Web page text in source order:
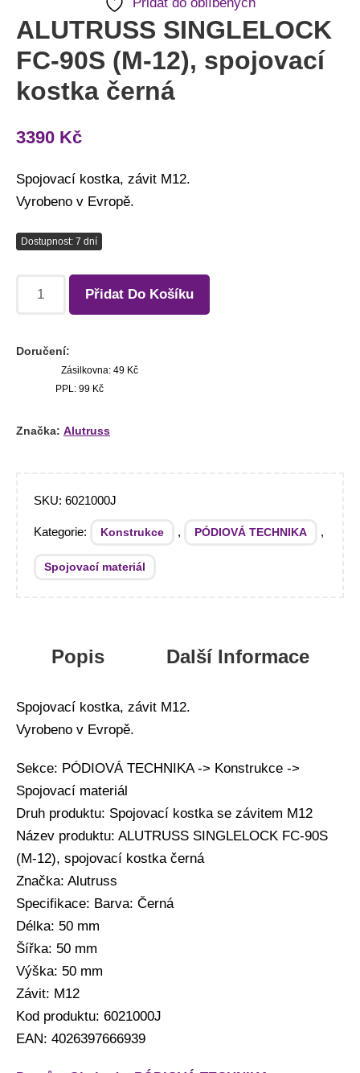
ALUTRUSS SINGLELOCK
FC-90S (M-12), spojovací
kostka černá
3390 Kč
Spojovací kostka, závit M12.
Vyrobeno v Evropě.
Dostupnost: 7 dní
Přidat Do Košíku
Doručení:
Zásilkovna: 49 Kč
PPL: 99 Kč
Značka: Alutruss
SKU: 6021000J
Kategorie: Konstrukce , PÓDIOVÁ TECHNIKA ,
Spojovací materiál
Popis Další Informace
Spojovací kostka, závit M12.
Vyrobeno v Evropě.
Sekce: PÓDIOVÁ TECHNIKA -> Konstrukce ->
Spojovací materiál
Druh produktu: Spojovací kostka se závitem M12
Název produktu: ALUTRUSS SINGLELOCK FC-90S
(M-12), spojovací kostka černá
Značka: Alutruss
Specifikace: Barva: Černá
Délka: 50 mm
Šířka: 50 mm
Výška: 50 mm
Závit: M12
Kod produktu: 6021000J
EAN: 4026397666939